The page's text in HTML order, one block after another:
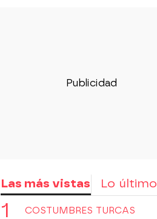
Las más vistas Lo último
COSTUMBRES TURCAS